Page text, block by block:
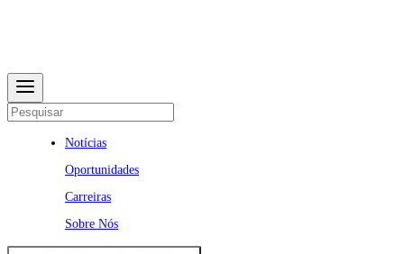
Notícias
Oportunidades
Carreiras
Sobre Nós